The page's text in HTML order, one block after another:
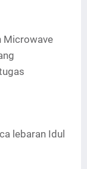
Microwave
lebaran Idul